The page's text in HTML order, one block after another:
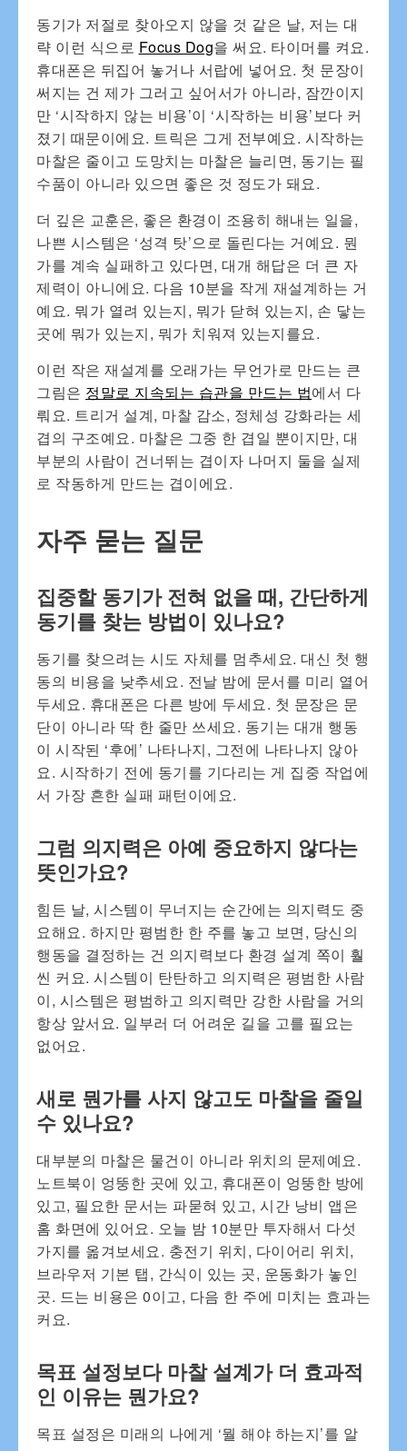
동기가 저절로 찾아오지 않을 것 같은 날, 저는 대
략 이런 식으로 Focus Dog을 써요. 타이머를 켜요.
휴대폰은 뒤집어 놓거나 서랍에 넣어요. 첫 문장이
써지는 건 제가 그러고 싶어서가 아니라, 잠깐이지
만 ‘시작하지 않는 비용’이 ‘시작하는 비용’보다 커
졌기 때문이에요. 트릭은 그게 전부예요. 시작하는
마찰은 줄이고 도망치는 마찰은 늘리면, 동기는 필
수품이 아니라 있으면 좋은 것 정도가 돼요.
더 깊은 교훈은, 좋은 환경이 조용히 해내는 일을,
나쁜 시스템은 ‘성격 탓’으로 돌린다는 거예요. 뭔
가를 계속 실패하고 있다면, 대개 해답은 더 큰 자
제력이 아니에요. 다음 10분을 작게 재설계하는 거
예요. 뭐가 열려 있는지, 뭐가 닫혀 있는지, 손 닿는
곳에 뭐가 있는지, 뭐가 치워져 있는지를요.
이런 작은 재설계를 오래가는 무언가로 만드는 큰
그림은 정말로 지속되는 습관을 만드는 법에서 다
뤄요. 트리거 설계, 마찰 감소, 정체성 강화라는 세
겹의 구조예요. 마찰은 그중 한 겹일 뿐이지만, 대
부분의 사람이 건너뛰는 겹이자 나머지 둘을 실제
로 작동하게 만드는 겹이에요.
자주 묻는 질문
집중할 동기가 전혀 없을 때, 간단하게
동기를 찾는 방법이 있나요?
동기를 찾으려는 시도 자체를 멈추세요. 대신 첫 행
동의 비용을 낮추세요. 전날 밤에 문서를 미리 열어
두세요. 휴대폰은 다른 방에 두세요. 첫 문장은 문
단이 아니라 딱 한 줄만 쓰세요. 동기는 대개 행동
이 시작된 ‘후에’ 나타나지, 그전에 나타나지 않아
요. 시작하기 전에 동기를 기다리는 게 집중 작업에
서 가장 흔한 실패 패턴이에요.
그럼 의지력은 아예 중요하지 않다는
뜻인가요?
힘든 날, 시스템이 무너지는 순간에는 의지력도 중
요해요. 하지만 평범한 한 주를 놓고 보면, 당신의
행동을 결정하는 건 의지력보다 환경 설계 쪽이 훨
씬 커요. 시스템이 탄탄하고 의지력은 평범한 사람
이, 시스템은 평범하고 의지력만 강한 사람을 거의
항상 앞서요. 일부러 더 어려운 길을 고를 필요는
없어요.
새로 뭔가를 사지 않고도 마찰을 줄일
수 있나요?
대부분의 마찰은 물건이 아니라 위치의 문제예요.
노트북이 엉뚱한 곳에 있고, 휴대폰이 엉뚱한 방에
있고, 필요한 문서는 파묻혀 있고, 시간 낭비 앱은
홈 화면에 있어요. 오늘 밤 10분만 투자해서 다섯
가지를 옮겨보세요. 충전기 위치, 다이어리 위치,
브라우저 기본 탭, 간식이 있는 곳, 운동화가 놓인
곳. 드는 비용은 0이고, 다음 한 주에 미치는 효과는
커요.
목표 설정보다 마찰 설계가 더 효과적
인 이유는 뭔가요?
목표 설정은 미래의 나에게 ‘뭘 해야 하는지’를 알